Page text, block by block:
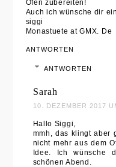
Ofen zubereiten!
Auch ich wünsche dir
siggi
Monastuete at GMX. De
ANTWORTEN
ANTWORTEN
Sarah
10. DEZEMBER 2017
Hallo Siggi,
mmh, das klingt aber
nicht mehr aus dem
Idee. Ich wünsche
schönen Abend.